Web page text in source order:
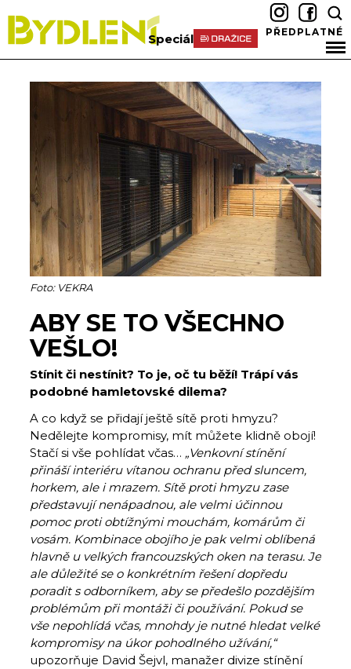
Speciál PŘEDPLATNÉ
Foto: VEKRA
ABY SE TO VŠECHNO
VEŠLO!
Stínit či nestínit? To je, oč tu běží! Trápí vás
podobné hamletovské dilema?
A co když se přidají ještě sítě proti hmyzu?
Nedělejte kompromisy, mít můžete klidně obojí!
Stačí si vše pohlídat včas… „Venkovní stínění
přináší interiéru vítanou ochranu před sluncem,
horkem, ale i mrazem. Sítě proti hmyzu zase
představují nenápadnou, ale velmi účinnou
pomoc proti obtížnými mouchám, komárům či
vosám. Kombinace obojího je pak velmi oblíbená
hlavně u velkých francouzských oken na terasu. Je
ale důležité se o konkrétním řešení dopředu
poradit s odborníkem, aby se předešlo pozdějším
problémům při montáži či používání. Pokud se
vše nepohlídá včas, mnohdy je nutné hledat velké
kompromisy na úkor pohodlného užívání,“
upozorňuje David Šejvl, manažer divize stínění